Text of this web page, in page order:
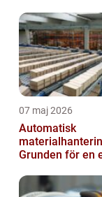
07 maj 2026
Automatisk
Grunden för en